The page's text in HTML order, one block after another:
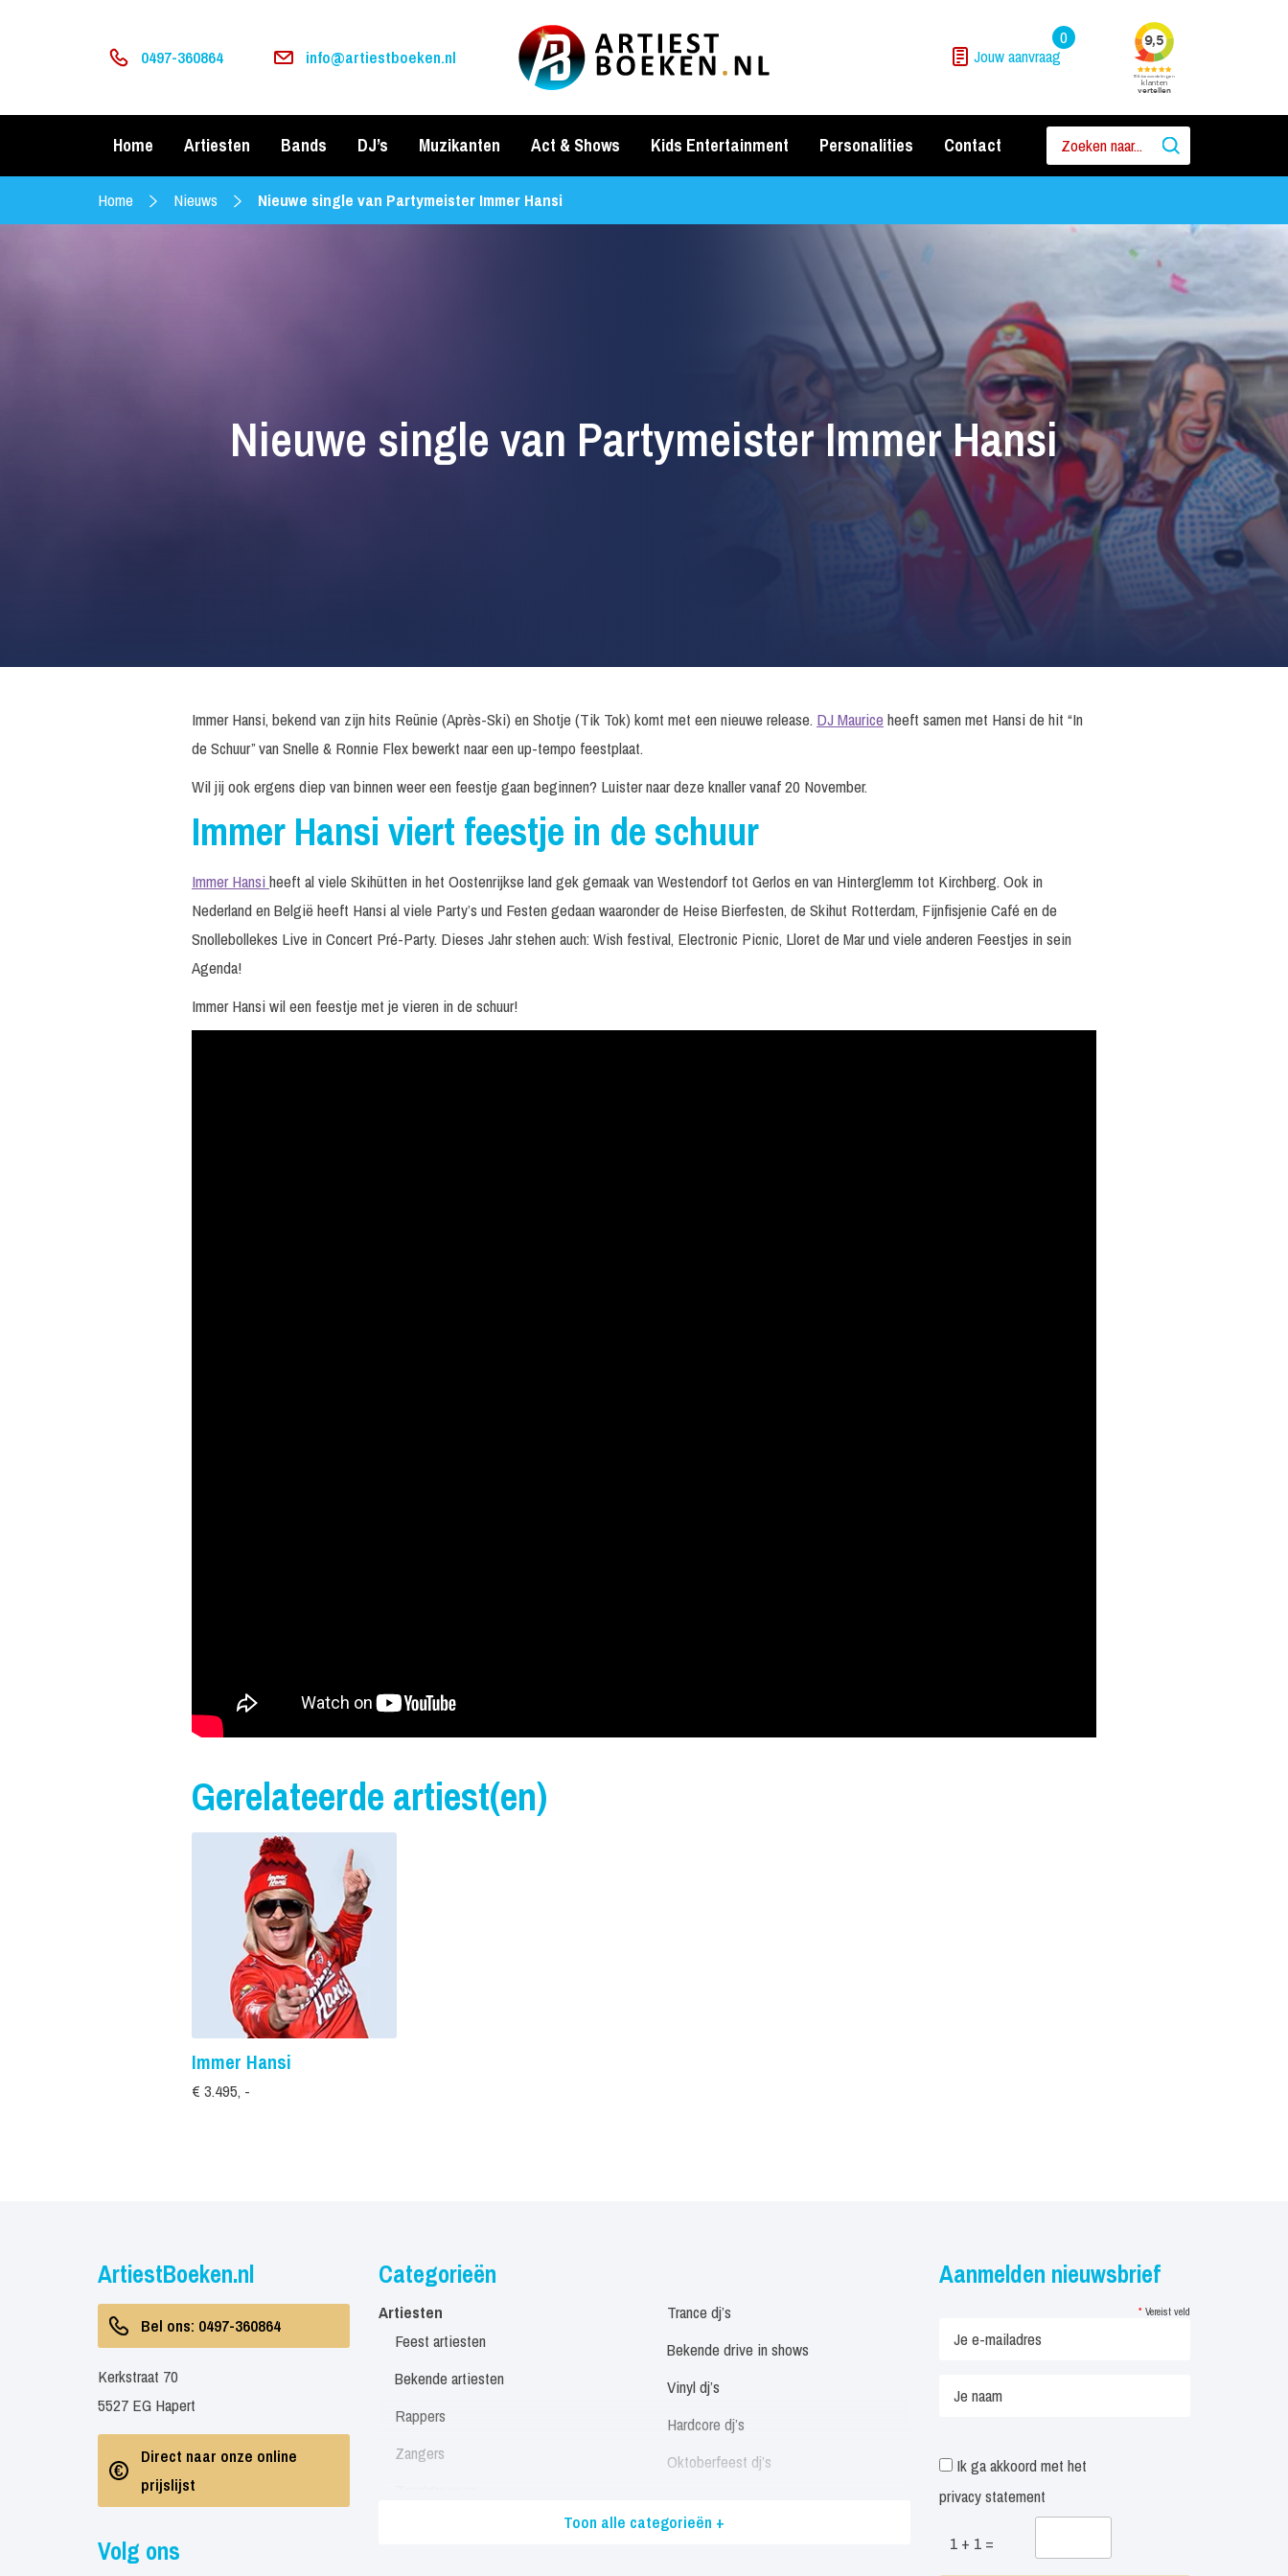
0497-360864 info@artiestboeken.nl Jouw aanvraag
0
Home Artiesten Bands DJ’s Muzikanten Act & Shows Kids Entertainment Personalities Contact
Home Nieuws Nieuwe single van Partymeister Immer Hansi
Nieuwe single van Partymeister Immer Hansi
Immer Hansi, bekend van zijn hits Reünie (Après-Ski) en Shotje (Tik Tok) komt met een nieuwe release. DJ Maurice heeft samen met Hansi de hit “In
de Schuur” van Snelle & Ronnie Flex bewerkt naar een up-tempo feestplaat.
Wil jij ook ergens diep van binnen weer een feestje gaan beginnen? Luister naar deze knaller vanaf 20 November.
Immer Hansi viert feestje in de schuur
Immer Hansiheeft al viele Skihütten in het Oostenrijkse land gek gemaak van Westendorf tot Gerlos en van Hinterglemm tot Kirchberg. Ook in
Nederland en België heeft Hansi al viele Party’s und Festen gedaan waaronder de Heise Bierfesten, de Skihut Rotterdam, Fijnfisjenie Café en de
Snollebollekes Live in Concert Pré-Party. Dieses Jahr stehen auch: Wish festival, Electronic Picnic, Lloret de Mar und viele anderen Feestjes in sein
Agenda!
Immer Hansi wil een feestje met je vieren in de schuur!
Gerelateerde artiest(en)
Immer Hansi
€ 3.495, -
ArtiestBoeken.nl
Bel ons: 0497-360864
Kerkstraat 70
5527 EG Hapert
Direct naar onze online
prijslijst
Volg ons
Categorieën
Artiesten
Feest artiesten
Bekende artiesten
Rappers
Zangers
Trance dj’s
Bekende drive in shows
Vinyl dj’s
Hardcore dj’s
Oktoberfeest dj’s
Alle dj’s
Toon alle categorieën +
Aanmelden nieuwsbrief
* Vereist veld
Ik ga akkoord met het
privacy statement
1 + 1 =